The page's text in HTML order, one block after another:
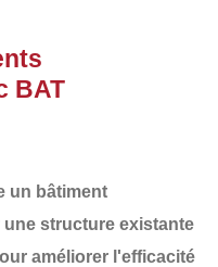
BAT
un bâtiment
une structure existante
améliorer l'efficacité